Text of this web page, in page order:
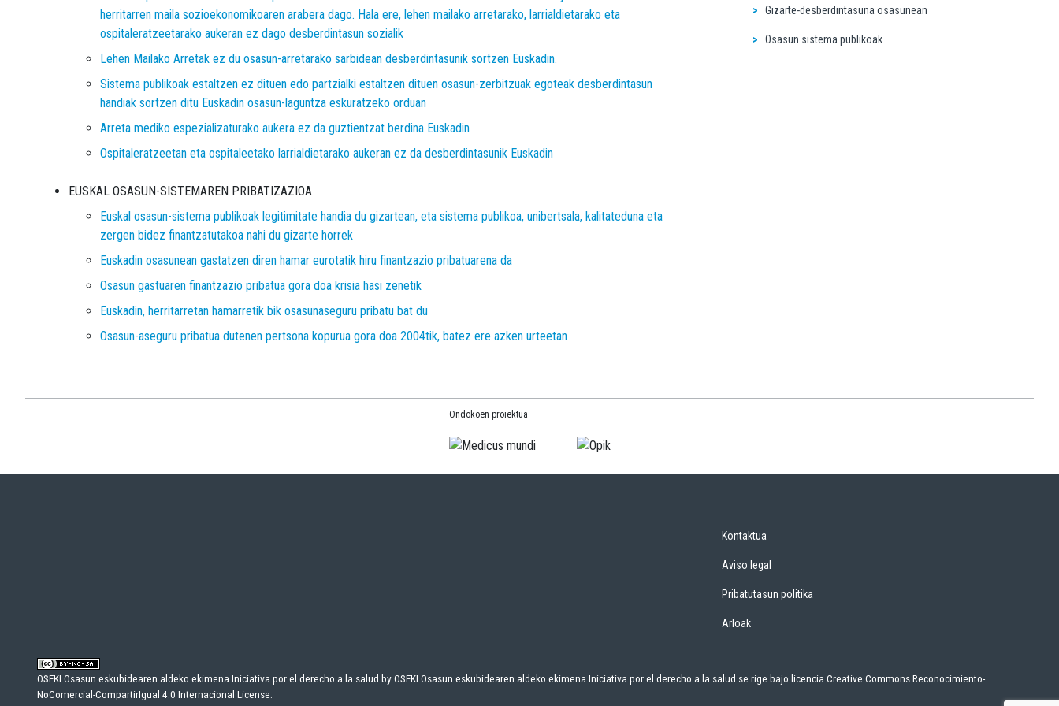
herritarren maila sozioekonomikoaren arabera dago. Hala ere, lehen mailako arretarako, larrialdietarako eta
ospitaleratzeetarako aukeran ez dago desberdintasun sozialik
Lehen Mailako Arretak ez du osasun-arretarako sarbidean desberdintasunik sortzen Euskadin.
Sistema publikoak estaltzen ez dituen edo partzialki estaltzen dituen osasun-zerbitzuak egoteak desberdintasun
handiak sortzen ditu Euskadin osasun-laguntza eskuratzeko orduan
Arreta mediko espezializaturako aukera ez da guztientzat berdina Euskadin
Ospitaleratzeetan eta ospitaleetako larrialdietarako aukeran ez da desberdintasunik Euskadin
EUSKAL OSASUN-SISTEMAREN PRIBATIZAZIOA
Euskal osasun-sistema publikoak legitimitate handia du gizartean, eta sistema publikoa, unibertsala, kalitateduna eta
zergen bidez finantzatutakoa nahi du gizarte horrek
Euskadin osasunean gastatzen diren hamar eurotatik hiru finantzazio pribatuarena da
Osasun gastuaren finantzazio pribatua gora doa krisia hasi zenetik
Euskadin, herritarretan hamarretik bik osasunaseguru pribatu bat du
Osasun-aseguru pribatua dutenen pertsona kopurua gora doa 2004tik, batez ere azken urteetan
Gizarte-desberdintasuna osasunean
Osasun sistema publikoak
Ondokoen proiektua
Kontaktua
Aviso legal
Pribatutasun politika
Arloak
OSEKI Osasun eskubidearen aldeko ekimena Iniciativa por el derecho a la salud byOSEKI Osasun eskubidearen aldeko ekimena Iniciativa por el derecho a la salud se rige bajo licencia Creative Commons Reconocimiento-
NoComercial-CompartirIgual 4.0 Internacional License